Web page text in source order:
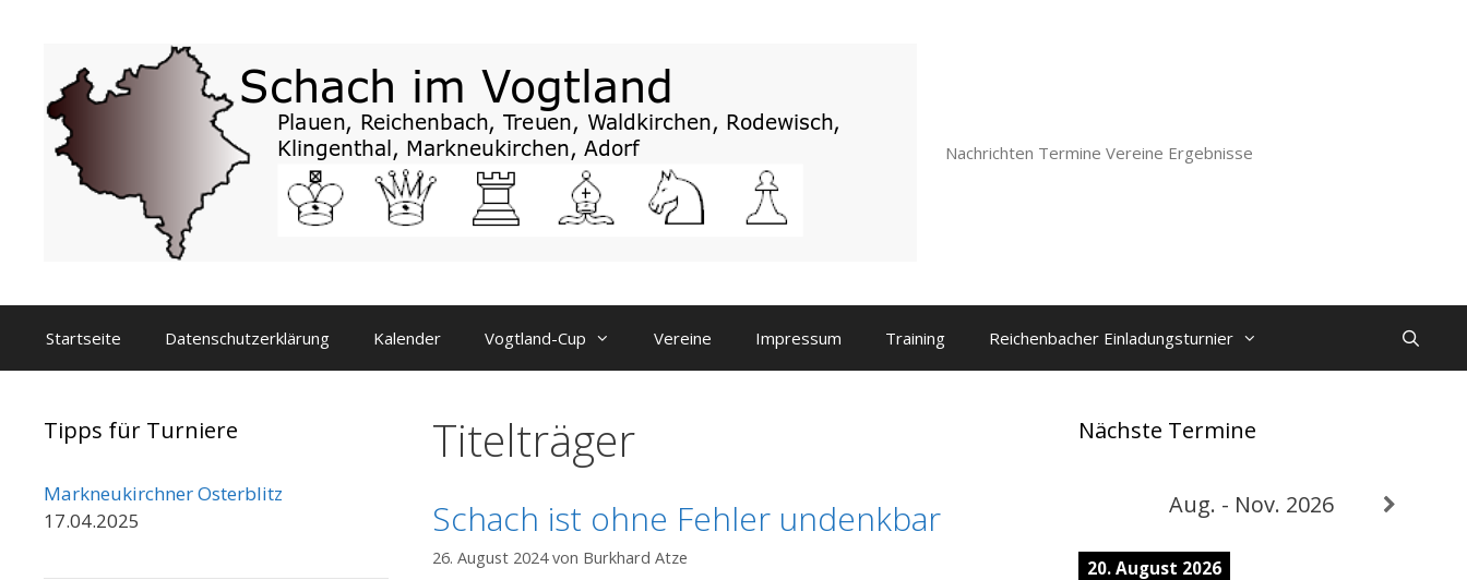
Nachrichten Termine Vereine Ergebnisse
Startseite Datenschutzerklärung Kalender Vogtland-Cup Vereine Impressum Training Reichenbacher Einladungsturnier
Titelträger
Schach ist ohne Fehler undenkbar
26. August 2024 von Burkhard Atze
Tipps für Turniere
Markneukirchner Osterblitz
17.04.2025
Nächste Termine
Aug. - Nov. 2026
20. August 2026